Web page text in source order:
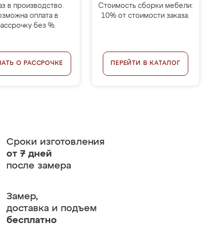
в производство.
оплата в
без %.
О РАССРОЧКЕ
Стоимость сборки мебели:
10% от стоимости заказа.
ПЕРЕЙТИ В КАТАЛОГ
Сроки изготовления
от 7 дней
после замера
Замер,
доставка и подъем
бесплатно